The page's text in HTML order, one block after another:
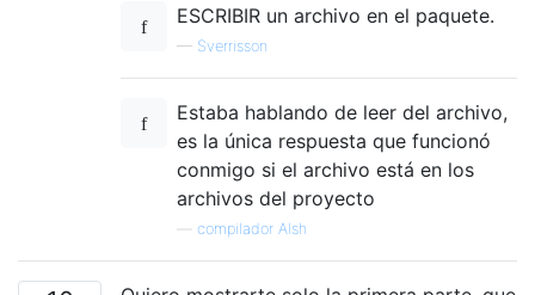
ESCRIBIR un archivo en el paquete.
— Sverrisson
Estaba hablando de leer del archivo,
es la única respuesta que funcionó
conmigo si el archivo está en los
archivos del proyecto
compilador Alsh